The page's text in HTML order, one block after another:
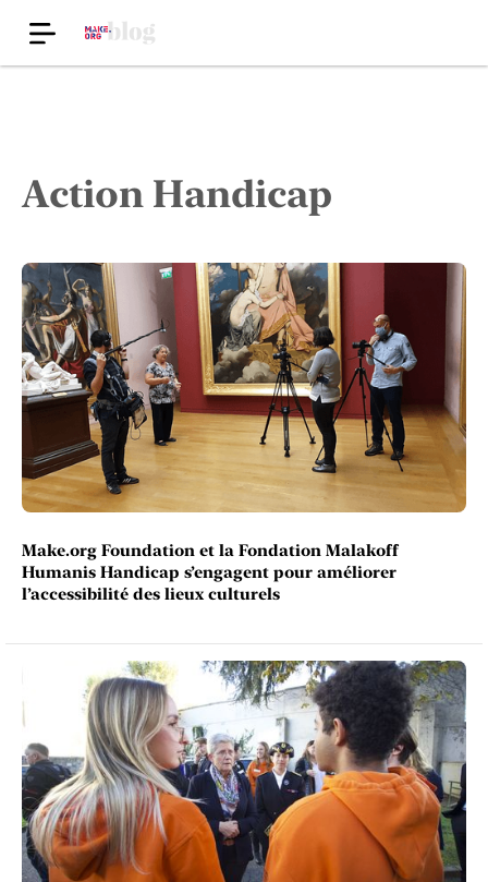
Action Handicap
Make.org Foundation et la Fondation Malakoff
Humanis Handicap s’engagent pour améliorer
l’accessibilité des lieux culturels